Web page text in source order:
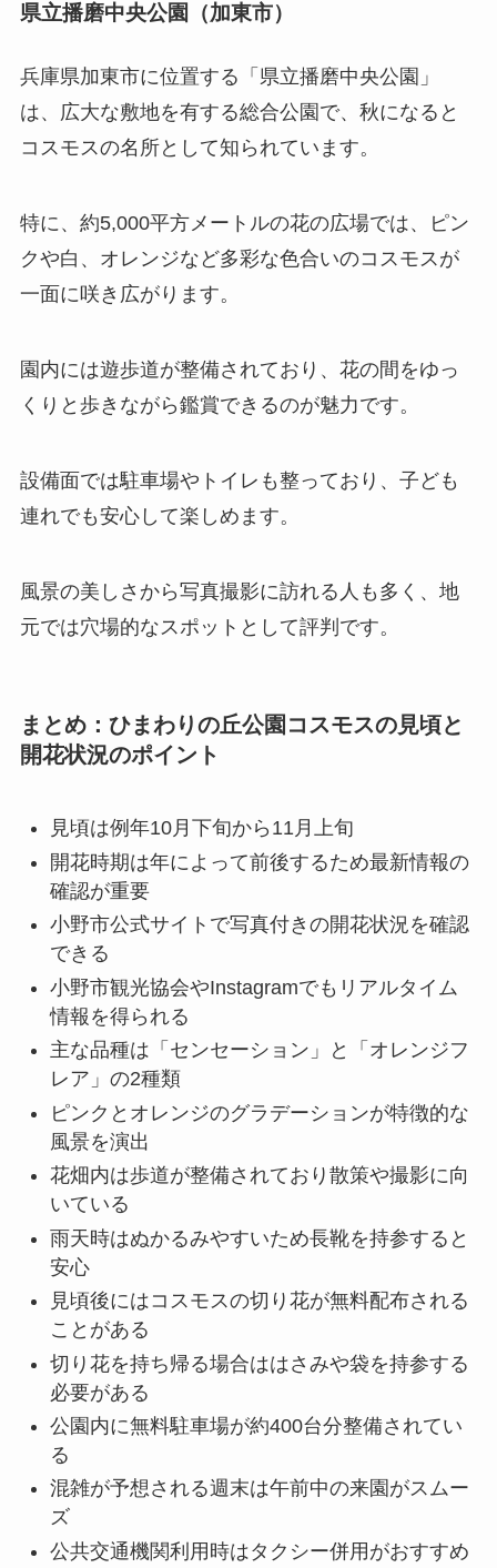
県立播磨中央公園（加東市）
兵庫県加東市に位置する「県立播磨中央公園」
は、広大な敷地を有する総合公園で、秋になると
コスモスの名所として知られています。
特に、約5,000平方メートルの花の広場では、ピン
クや白、オレンジなど多彩な色合いのコスモスが
一面に咲き広がります。
園内には遊歩道が整備されており、花の間をゆっ
くりと歩きながら鑑賞できるのが魅力です。
設備面では駐車場やトイレも整っており、子ども
連れでも安心して楽しめます。
風景の美しさから写真撮影に訪れる人も多く、地
元では穴場的なスポットとして評判です。
まとめ：ひまわりの丘公園コスモスの見頃と
開花状況のポイント
見頃は例年10月下旬から11月上旬
開花時期は年によって前後するため最新情報の
確認が重要
小野市公式サイトで写真付きの開花状況を確認
できる
小野市観光協会やInstagramでもリアルタイム
情報を得られる
主な品種は「センセーション」と「オレンジフ
レア」の2種類
ピンクとオレンジのグラデーションが特徴的な
風景を演出
花畑内は歩道が整備されており散策や撮影に向
いている
雨天時はぬかるみやすいため長靴を持参すると
安心
見頃後にはコスモスの切り花が無料配布される
ことがある
切り花を持ち帰る場合ははさみや袋を持参する
必要がある
公園内に無料駐車場が約400台分整備されてい
る
混雑が予想される週末は午前中の来園がスムー
ズ
公共交通機関利用時はタクシー併用がおすすめ